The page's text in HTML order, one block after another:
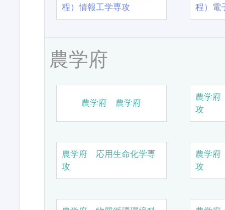
程）情報工学専攻
程）電
農学府
農学府 農学府
農学
攻
農学府 応用生命化学専
攻
農学
攻